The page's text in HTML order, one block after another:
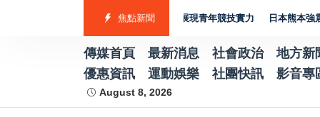
焦點新聞
7金2銀4銅 游泳射箭籃球跆拳道展現青年競技實力 日本熊本強震賑災
傳媒首頁 最新消息 社會政治
地方新
優惠資訊
運動娛樂 社團快訊 影音專
August 8, 2026